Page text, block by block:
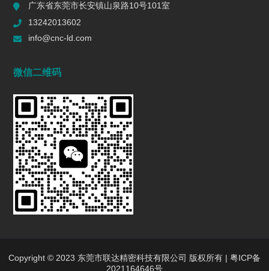
2026/01/13
五轴CNC加工在机匣制造中的难点是什么?
2025/12/27 1444
行业动态 INDUSTRY DYNAMICS
广东省东莞市长安镇山泉路10号101室
13242013602
info@cnc-ld.com
微信二维码
Copyright © 2023 东莞市联达精密科技有限公司 版权所有 | 粤ICP备
2021164646号